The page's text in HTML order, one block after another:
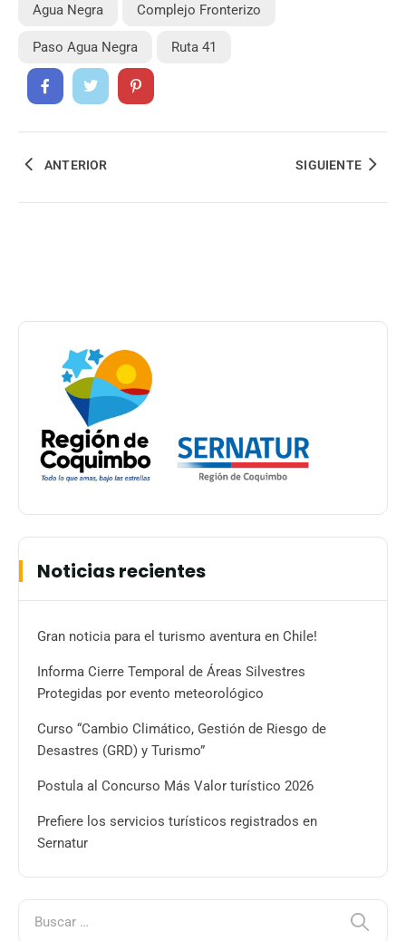
Agua Negra Complejo Fronterizo
Paso Agua Negra Ruta 41
ANTERIOR SIGUIENTE
Noticias recientes
Gran noticia para el turismo aventura en Chile!
Informa Cierre Temporal de Áreas Silvestres
Protegidas por evento meteorológico
Curso “Cambio Climático, Gestión de Riesgo de
Desastres (GRD) y Turismo”
Postula al Concurso Más Valor turístico 2026
Prefiere los servicios turísticos registrados en
Sernatur